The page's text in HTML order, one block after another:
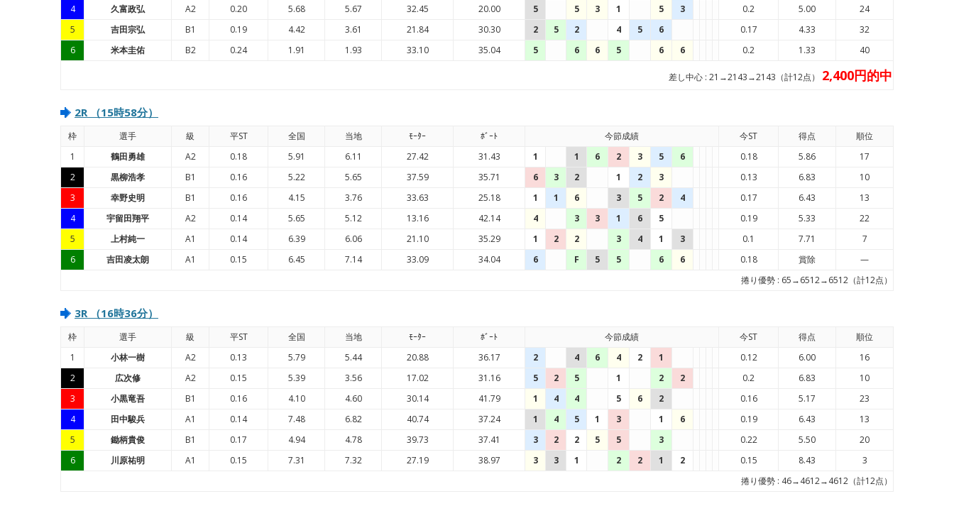
4
久富政弘 A2 0.20 5.68 5.67 32.45 20.00 5 5 3 1 5 3 0.2 5.00
24
5
吉田宗弘 B1 0.19 4.42 3.61 21.84 30.30 2 5 2 4 5 6 0.17 4.33
32
6
米本圭佑 B2 0.24 1.91 1.93 33.10 35.04 5 6 6 5 6 6 0.2 1.33 40
差し中心 : 21→2143→2143（計12点） 2,400円的中
2R （15時58分）
枠 選手 級 平ST 全国 当地 ﾓｰﾀｰ ﾎﾞｰﾄ 今節成績 今ST 得点
順位
1
鶴田勇雄 A2 0.18 5.91 6.11 27.42 31.43 1 1 6 2 3 5 6 0.18 5.86
17
2
黒柳浩孝 B1 0.16 5.22 5.65 37.59 35.71 6 3 2 1 2 3 0.13 6.83
10
3
幸野史明 B1 0.16 4.15 3.76 33.63 25.18 1 1 6 3 5 2 4 0.17 6.43
13
4
宇留田翔平 A2 0.14 5.65 5.12 13.16 42.14 4 3 3 1 6 5 0.19 5.33
22
5
上村純一 A1 0.14 6.39 6.06 21.10 35.29 1 2 2 3 4 1 3 0.1 7.71
7
6
吉田凌太朗 A1 0.15 6.45 7.14 33.09 34.04 6 F 5 5 6 6 0.18 賞除
—
捲り優勢 : 65→6512→6512（計12点）
3R （16時36分）
枠 選手 級 平ST 全国 当地 ﾓｰﾀｰ ﾎﾞｰﾄ 今節成績 今ST 得点
順位
1
小林一樹 A2 0.13 5.79 5.44 20.88 36.17 2 4 6 4 2 1 0.12 6.00
16
2
広次修 A2 0.15 5.39 3.56 17.02 31.16 5 2 5 1 2 2 0.2 6.83
10
3
小黒竜吾 B1 0.16 4.10 4.60 30.14 41.79 1 4 4 5 6 2 0.16 5.17
23
4
田中駿兵 A1 0.14 7.48 6.82 40.74 37.24 1 4 5 1 3 1 6 0.19 6.43
13
5
鋤柄貴俊 B1 0.17 4.94 4.78 39.73 37.41 3 2 2 5 5 3 0.22 5.50
20
6
川原祐明 A1 0.15 7.31 7.32 27.19 38.97 3 3 1 2 2 1 2 0.15 8.43
3
捲り優勢 : 46→4612→4612（計12点）